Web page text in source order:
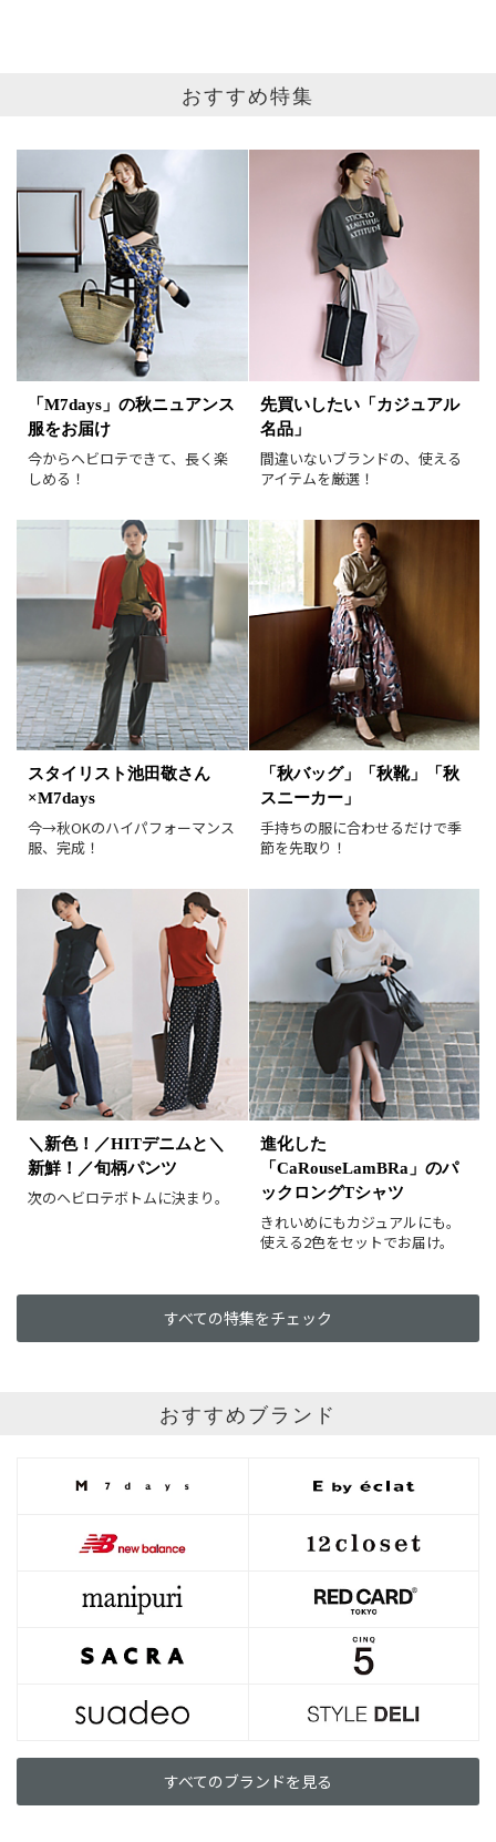
カテゴリ メンズアイテム
サイズ
掲載雑誌
円
予約品
在庫あり
画像小 画像大
表示件数 30件 90件
並び順 おすすめ順
人気順
新着順
価格が安い順
価格が高い順
値下げ実施日順
レビュー高評価順
カラー（複数選択可）
ホワイト ブラック
グレー
ベージュ
ブラウン
オレンジ
イエロー
レッド
ピンク
パープル
グリーン
ブルー
ゴールド
シルバー マルチ
おすすめ特集
「M7days」の秋ニュアンス
服をお届け
今からヘビロテできて、長く楽
しめる！
先買いしたい「カジュアル
名品」
間違いないブランドの、使える
アイテムを厳選！
スタイリスト池田敬さん
×M7days
今→秋OKのハイパフォーマンス
服、完成！
「秋バッグ」「秋靴」「秋
スニーカー」
手持ちの服に合わせるだけで季
節を先取り！
＼新色！／HITデニムと＼
新鮮！／旬柄パンツ
次のヘビロテボトムに決まり。
進化した
「CaRouseLamBRa」のパ
ックロングTシャツ
きれいめにもカジュアルにも。
使える2色をセットでお届け。
すべての特集をチェック
おすすめブランド
すべてのブランドを見る